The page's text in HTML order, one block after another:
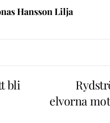
Hansson Lilja
bli
elvorna